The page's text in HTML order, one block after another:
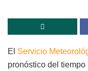
El Servicio
pronóstico del